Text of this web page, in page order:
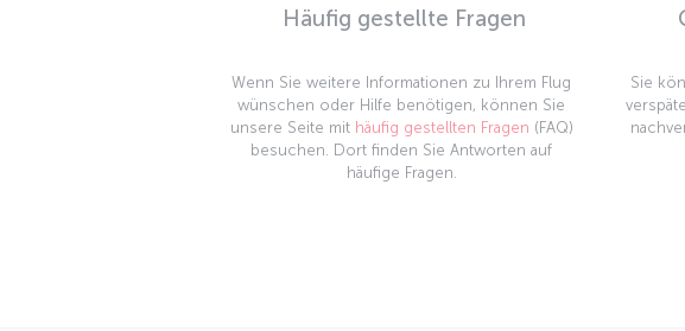
Häufig gestellte Fragen
Wenn Sie weitere Informationen zu Ihrem Flug
wünschen oder Hilfe benötigen, können Sie
unsere Seite mit häufig gestellten Fragen (FAQ)
besuchen. Dort finden Sie Antworten auf
häufige Fragen.
Sie